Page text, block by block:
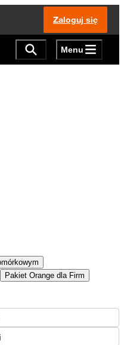
Zaloguj się
Menu
Pakiet Orange dla Firm